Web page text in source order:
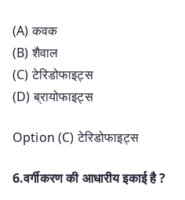
(A) कवक
(B) शैवाल
(C) टेरिडोफाइट्स
(D) ब्रायोफाइट्स
Option (C) टेरिडोफाइट्स
6.वर्गीकरण की आधारीय इकाई है ?